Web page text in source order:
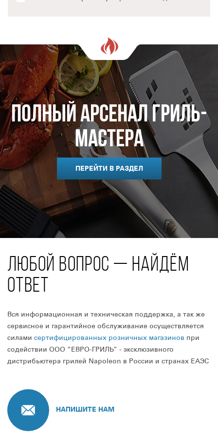
Полный арсенал гриль-
мастера
ПЕРЕЙТИ В РАЗДЕЛ
ЛЮБОЙ ВОПРОС — НАЙДЁМ
ОТВЕТ
Вся информационная и техническая поддержка, а так же
сервисное и гарантийное обслуживание осуществляется
силами сертифицированных розничных магазинов при
содействии ООО “ЕВРО-ГРИЛЬ” - эксклюзивного
дистрибьютера грилей Napoleon в России и странах ЕАЭС
НАПИШИТЕ НАМ